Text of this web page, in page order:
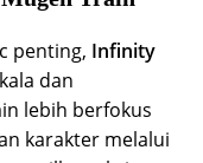
penting, Infinity
dan
lebih berfokus
karakter melalui